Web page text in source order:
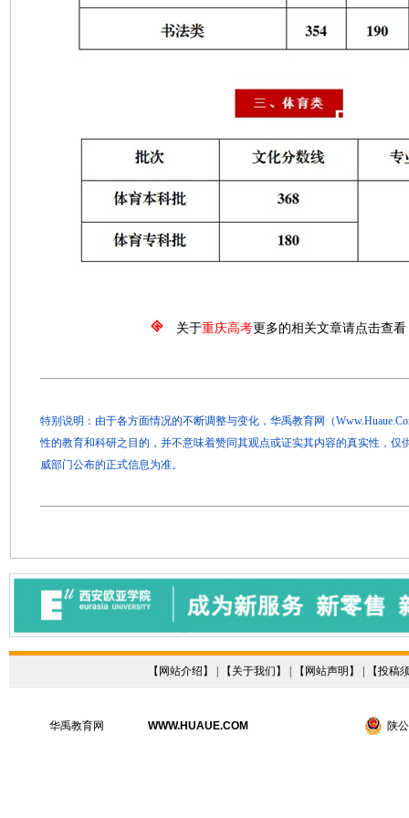
关于重庆高考更多的相关文章请点击查看
特别说明：由于各方面情况的不断调整与变化，华禹教育网（
性的教育和科研之目的，并不意味着赞同其观点或证实其内容的真实性，仅
威部门公布的正式信息为准。
【 网站介绍 】 | 【 关于我们 】 | 【 网站声明 】 | 【投稿
华禹教育网 WWW.HUAUE.COM 陕